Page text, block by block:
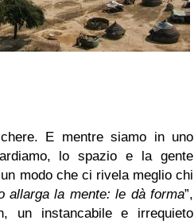
E mentre siamo in uno
lo spazio e la gente
modo che ci rivela meglio chi
allarga la mente: le dà forma”,
un instancabile e irrequieto